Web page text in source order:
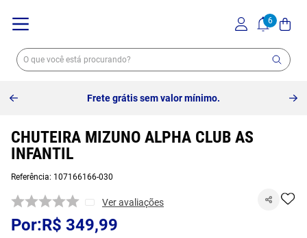
Frete grátis sem valor mínimo.
CHUTEIRA MIZUNO ALPHA CLUB AS
INFANTIL
Referência: 107166166-030
Ver avaliações
R$ 349,99